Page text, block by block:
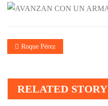
Roque Pérez
RELATED STORY